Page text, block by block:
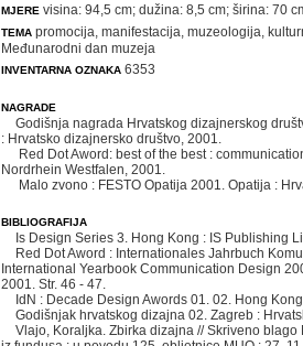
MJERE visina: 94,5 cm; dužina: 8,5 cm; širina: 70
TEMA promocija ,manifestacija ,muzeologija ,
Međunarodni dan muzeja
INVENTARNA OZNAKA 6353
NAGRADE
Godišnja nagrada Hrvatskog dizajnerskog
: Hrvatsko dizajnersko društvo, 2001.
Red Dot Aword: best of the best :
Nordrhein Westfalen, 2001.
Malo zvono : FESTO Opatija 2001. Opatija :
BIBLIOGRAFIJA
Is Design Series 3. Hong Kong : IS Publishing
Red Dot Aword : Internationales Jahrbuch
International Yearbook Communication Design
2001. Str. 46 - 47.
IdN : Decade Design Awords 01. 02. Hong
Godišnjak hrvatskog dizajna 02. Zagreb :
Vlajo, Koraljka. Zbirka dizajna // Skriveno